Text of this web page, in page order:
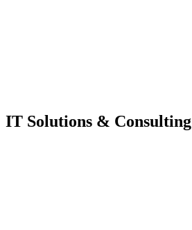
IT Solutions & Consulting